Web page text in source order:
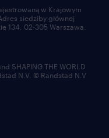
w Krajowym
siedziby głównej
134, 02-305 Warszawa.
SHAPING THE WORLD
N.V. © Randstad N.V